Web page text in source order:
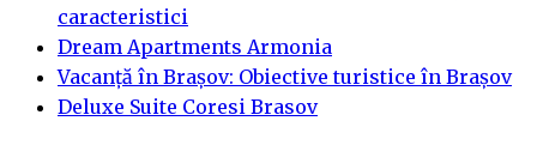
caracteristici
Dream Apartments Armonia
Vacanță în Brașov: Obiective turistice în Brașov
Deluxe Suite Coresi Brasov